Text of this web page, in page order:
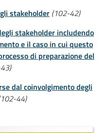
stakeholder (102-42)
stakeholder includendo
e il caso in cui questo
di preparazione del
dal coinvolgimento degli
44)